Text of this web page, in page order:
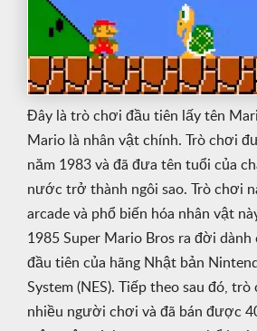
Đây là trò chơi đầu tiên lấy tên
Mario là nhân vật chính. Trò chơi
năm 1983 và đã đưa tên tuổi của
nước trở thành ngôi sao. Trò chơi
arcade và phổ biến hóa nhân vật
1985 Super Mario Bros ra đời dành
đầu tiên của hãng Nhật bản
System (NES). Tiếp theo sau đó,
nhiều người chơi và đã bán được